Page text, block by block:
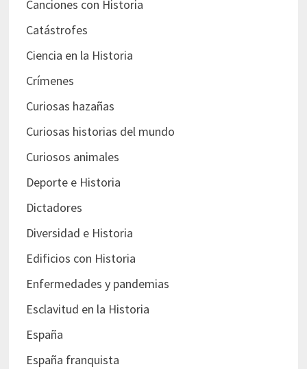
Canciones con Historia
Catástrofes
Ciencia en la Historia
Crímenes
Curiosas hazañas
Curiosas historias del mundo
Curiosos animales
Deporte e Historia
Dictadores
Diversidad e Historia
Edificios con Historia
Enfermedades y pandemias
Esclavitud en la Historia
España
España franquista